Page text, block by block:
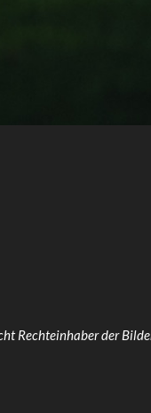
Rechteinhaber der